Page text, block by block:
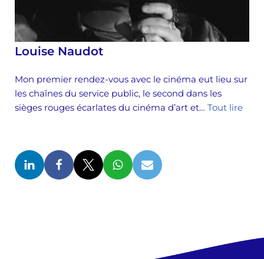
Louise Naudot
Mon premier rendez-vous avec le cinéma eut lieu sur
les chaînes du service public, le second dans les
sièges rouges écarlates du cinéma d’art et… Tout lire